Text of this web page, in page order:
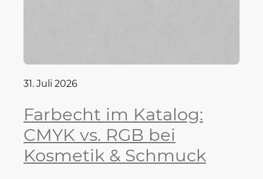
31. Juli 2026
Farbecht im Katalog:
CMYK vs. RGB bei
Kosmetik & Schmuck